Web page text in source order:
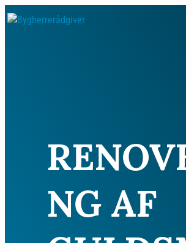
NG AF